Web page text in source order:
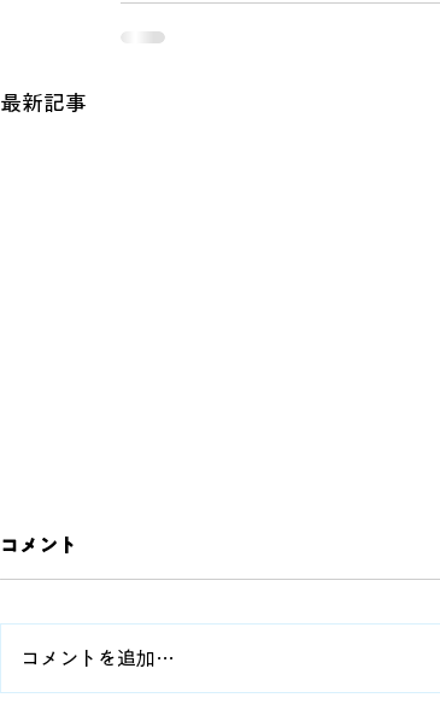
最新記事
コメント
コメントを追加…